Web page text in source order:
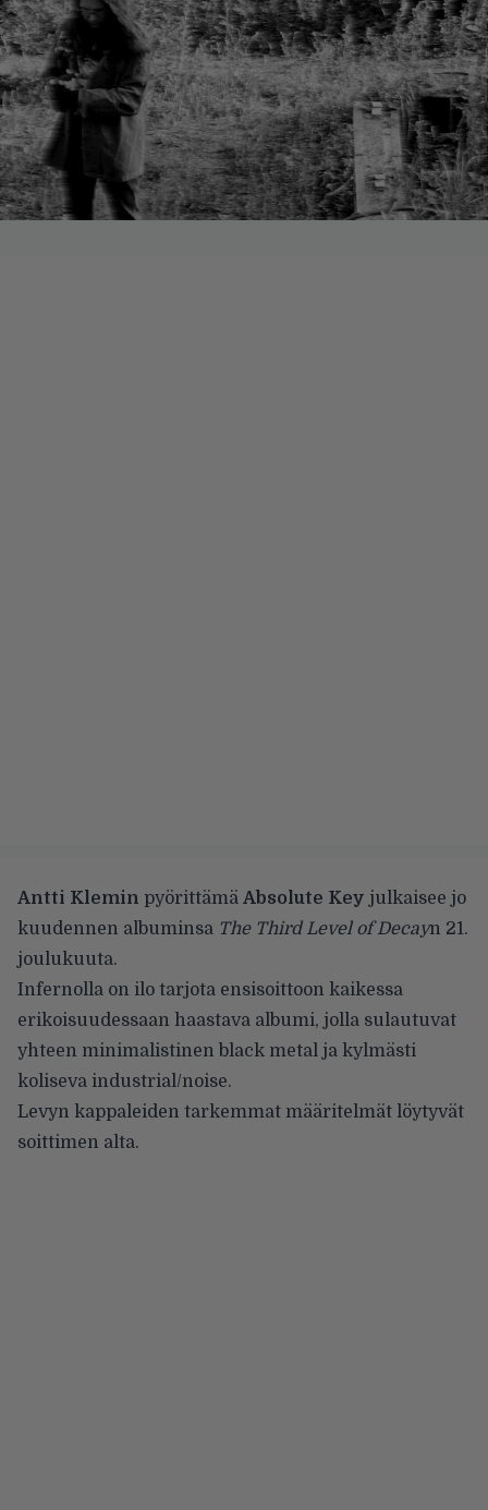
Antti Klemin pyörittämä Absolute Key julkaisee jo
kuudennen albuminsa The Third Level of Decayn 21.
joulukuuta.
Infernolla on ilo tarjota ensisoittoon kaikessa
erikoisuudessaan haastava albumi, jolla sulautuvat
yhteen minimalistinen black metal ja kylmästi
koliseva industrial/noise.
Levyn kappaleiden tarkemmat määritelmät löytyvät
soittimen alta.